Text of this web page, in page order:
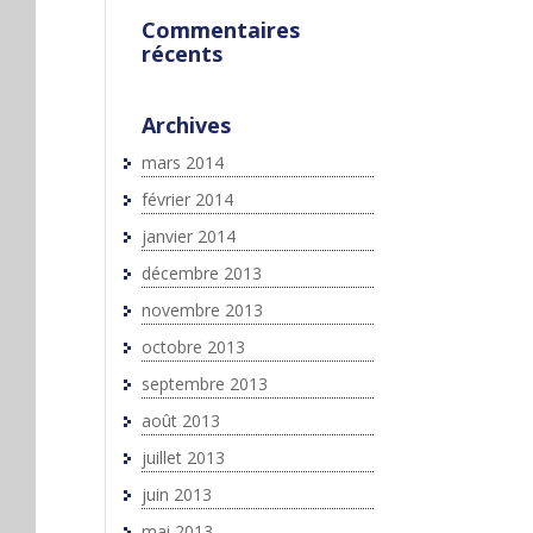
Commentaires
récents
Archives
mars 2014
février 2014
janvier 2014
décembre 2013
novembre 2013
octobre 2013
septembre 2013
août 2013
juillet 2013
juin 2013